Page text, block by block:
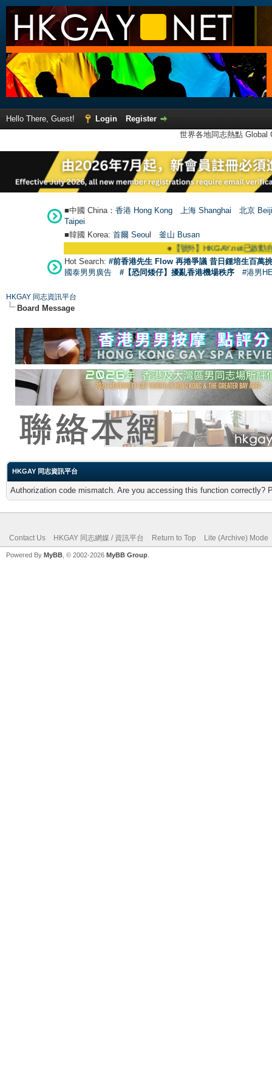
Hello There, Guest! Login
Register
世界各地同志熱點
■中國 China： 香港 Hong Kong 上海 Shanghai
北京
Taipei
■韓國 Korea: 首爾 Seoul 釜山 Busan
【號外】HKGAY.net已啟動自
Hot Search: #前香港先生 Flow 再捲爭議 昔日鍾培生百萬
國泰男男廣告
#【恐同矮仔】擾亂香港機場秩序 #港男
HKGAY 同志資訊平台
Board Message
HKGAY 同志資訊平台
Authorization code mismatch. Are you accessing this function correctly?
Contact Us HKGAY 同志網媒 / 資訊平台 Return to Top Lite (Archive) Mode
Powered By MyBB , © 2002-2026 MyBB Group